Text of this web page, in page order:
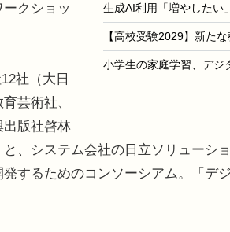
小学生の家庭学習、デジ
クショッ
社（大日
芸術社、
出版社啓林
、システム会社の日立ソリューシ
するためのコンソーシアム。「デ